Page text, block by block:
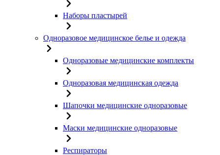
Наборы пластырей
Одноразовое медицинское белье и одежда
Одноразовые медицинские комплекты
Одноразовая медицинская одежда
Шапочки медицинские одноразовые
Маски медицинские одноразовые
Респираторы